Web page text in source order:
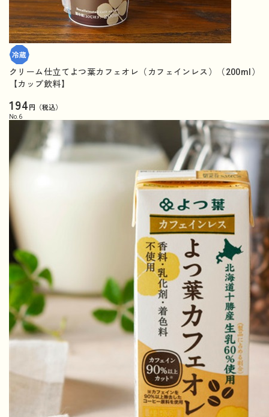
クリーム仕立てよつ葉カフェオレ（カフェインレス）（200ml）
【カップ飲料】
194円（税込）
No. 6